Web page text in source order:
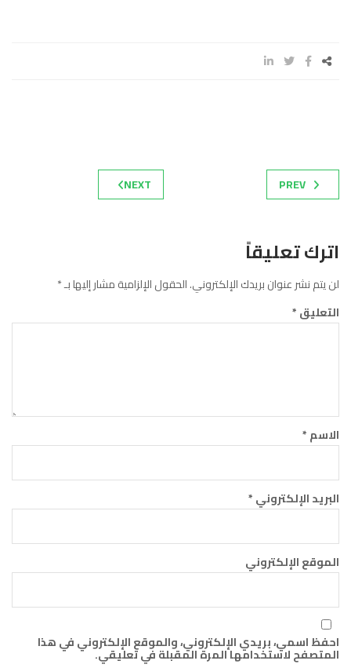
PREV
NEXT
اترك تعليقاً
لن يتم نشر عنوان بريدك الإلكتروني.الحقول الإلزامية مشار إليها بـ*
التعليق*
الاسم*
البريد الإلكتروني*
الموقع الإلكتروني
احفظ اسمي، بريدي الإلكتروني، والموقع الإلكتروني في هذا
المتصفح لاستخدامها المرة المقبلة في تعليقي.